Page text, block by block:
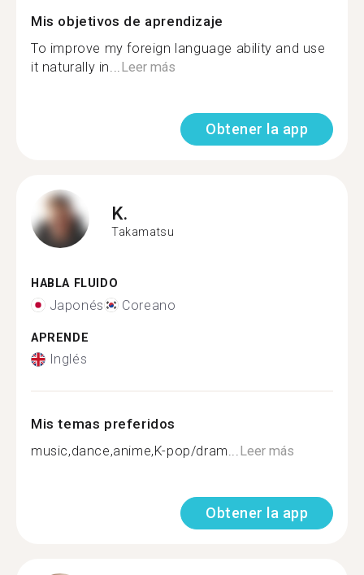
Mis objetivos de aprendizaje
To improve my foreign language ability and use
it naturally in...Leer más
Obtener la app
K.
Takamatsu
HABLA FLUIDO
Japonés Coreano
APRENDE
Inglés
Mis temas preferidos
music,dance,anime,K-pop/dram...Leer más
Obtener la app